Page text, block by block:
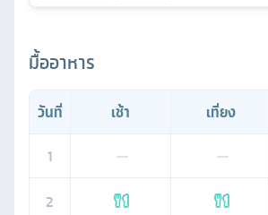
มื้ออาหาร
วันที่ เช้า เที่ยง
1
— —
2